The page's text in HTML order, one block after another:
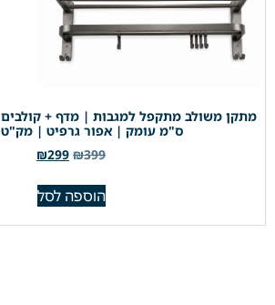
ס"מ עומק | אפור גרפיט | מק"ט 201GR
₪399
₪299
הוספה לסל